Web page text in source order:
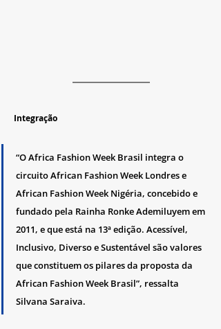
Integração
“O Africa Fashion Week Brasil integra o
circuito African Fashion Week Londres e
African Fashion Week Nigéria, concebido e
fundado pela Rainha Ronke Ademiluyem em
2011, e que está na 13ª edição. Acessível,
Inclusivo, Diverso e Sustentável são valores
que constituem os pilares da proposta da
African Fashion Week Brasil”, ressalta
Silvana Saraiva.